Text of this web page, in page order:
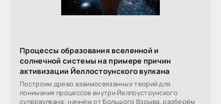
Процессы образования вселенной и
солнечной системы на примере причин
активизации Йеллостоунского вулкана
Построим древо взаимосвязанных теорий для
понимания процессов внутри Йеллоустоунского
супервулкана: начнём от Большого Взрыва, разберём